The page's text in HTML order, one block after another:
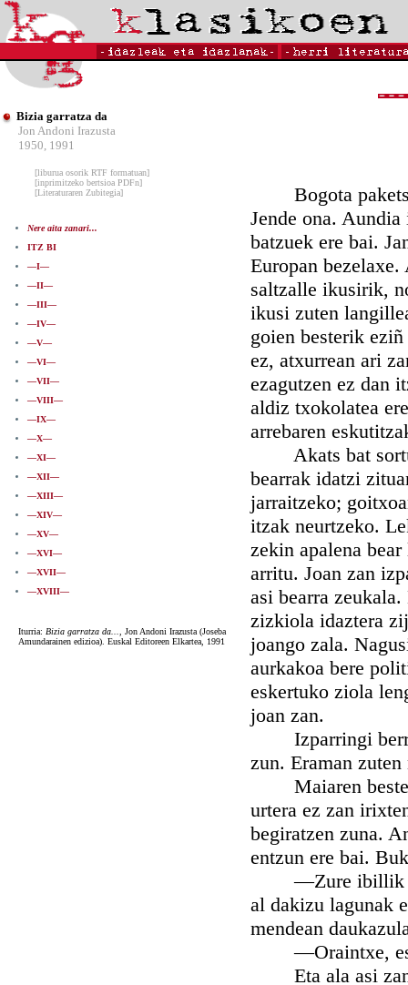
Bizia garratza da
Jon Andoni Irazusta
1950, 1991
[liburua osorik RTF formatuan]
[inprimitzeko bertsioa PDFn]
[Literaturaren Zubitegia]
Nere aita zanari...
ITZ BI
—I—
—II—
—III—
—IV—
—V—
—VI—
—VII—
—VIII—
—IX—
—X—
—XI—
—XII—
—XIII—
—XIV—
—XV—
—XVI—
—XVII—
—XVIII—
Iturria: Bizia garratza da...
, Jon Andoni Irazusta (Joseba
Amundarainen edizioa). Euskal Editoreen Elkartea, 1991
Bogota paketsu
Jende ona.
batzuek ere bai.
Europan
saltzalle ikusirik,
ikusi zuten
goien besterik
ez, atxurrean ari
ezagutzen ez dan
aldiz txokolatea
arrebaren
Akats bat sortu
bearrak idatzi
jarraitzeko;
itzak neurtzeko.
zekin apalena
arritu. Joan zan
asi bearra
zizkiola idaztera
joango zala.
aurkakoa bere
eskertuko ziola
joan zan.
Izparringi berrin
zun. Eraman
Maiaren beste
urtera ez zan
begiratzen zuna.
entzun ere bai.
—Zure ibillik
al dakizu lagunak
mendean
—Oraintxe,
Eta ala asi zan